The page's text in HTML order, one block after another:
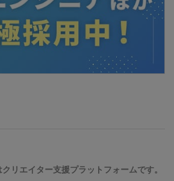
リエイター支援プラットフォームです。